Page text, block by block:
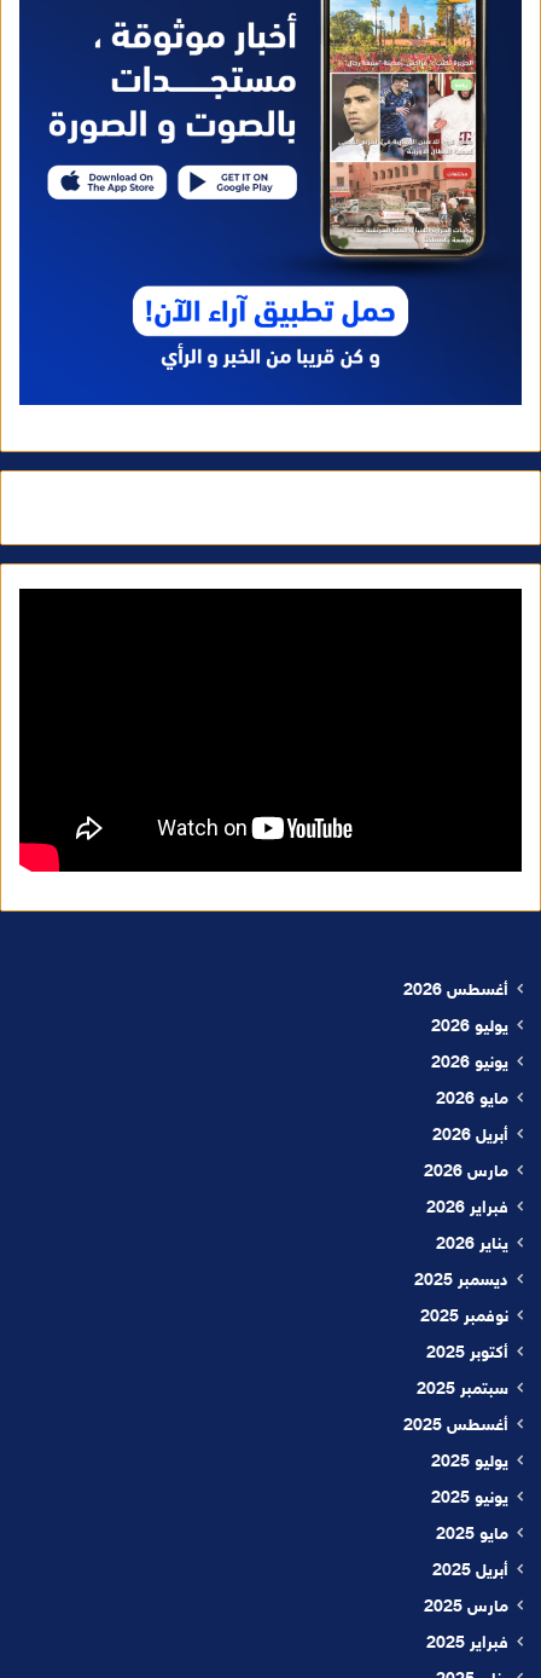
أغسطس 2026
يوليو 2026
يونيو 2026
مايو 2026
أبريل 2026
مارس 2026
فبراير 2026
يناير 2026
ديسمبر 2025
نوفمبر 2025
أكتوبر 2025
سبتمبر 2025
أغسطس 2025
يوليو 2025
يونيو 2025
مايو 2025
أبريل 2025
مارس 2025
فبراير 2025